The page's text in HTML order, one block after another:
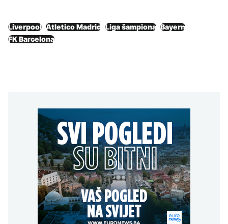
Liverpool Atletico Madrid Liga šampiona Bayern
FK Barcelona